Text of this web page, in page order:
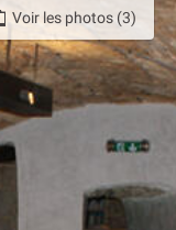
Voir les photos (3)